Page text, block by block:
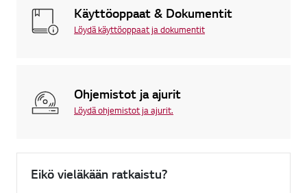
Käyttöoppaat & Dokumentit
Löydä käyttöoppaat ja dokumentit
Ohjemistot ja ajurit
Löydä ohjemistot ja ajurit.
Eikö vieläkään ratkaistu?